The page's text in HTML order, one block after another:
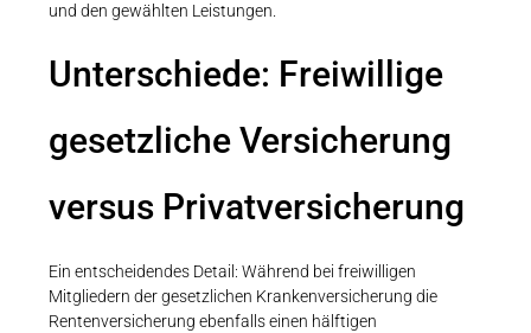
und den gewählten Leistungen.
Unterschiede: Freiwillige
gesetzliche Versicherung
versus Privatversicherung
Ein entscheidendes Detail: Während bei freiwilligen
Mitgliedern der gesetzlichen Krankenversicherung die
Rentenversicherung ebenfalls einen hälftigen